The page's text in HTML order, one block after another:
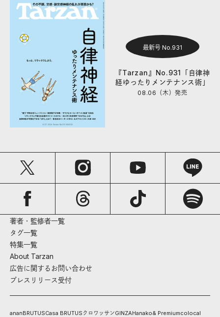
最新号 No.931
『Tarzan』No.931「自律神
経ゆったりメンテナンス術」
08.06（木）発売
著者・監修者一覧
タグ一覧
特集一覧
About Tarzan
広告に関するお問い合わせ
プレスリリース受付
ananBRUTUSCasa BRUTUS クロワッサンGINZAHanako& Premiumcolocal